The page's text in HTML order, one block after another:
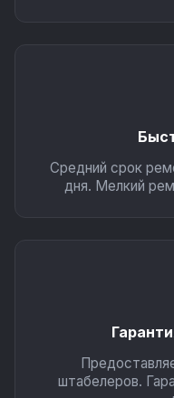
Средний срок
дня. Мелкий
штабелеров.